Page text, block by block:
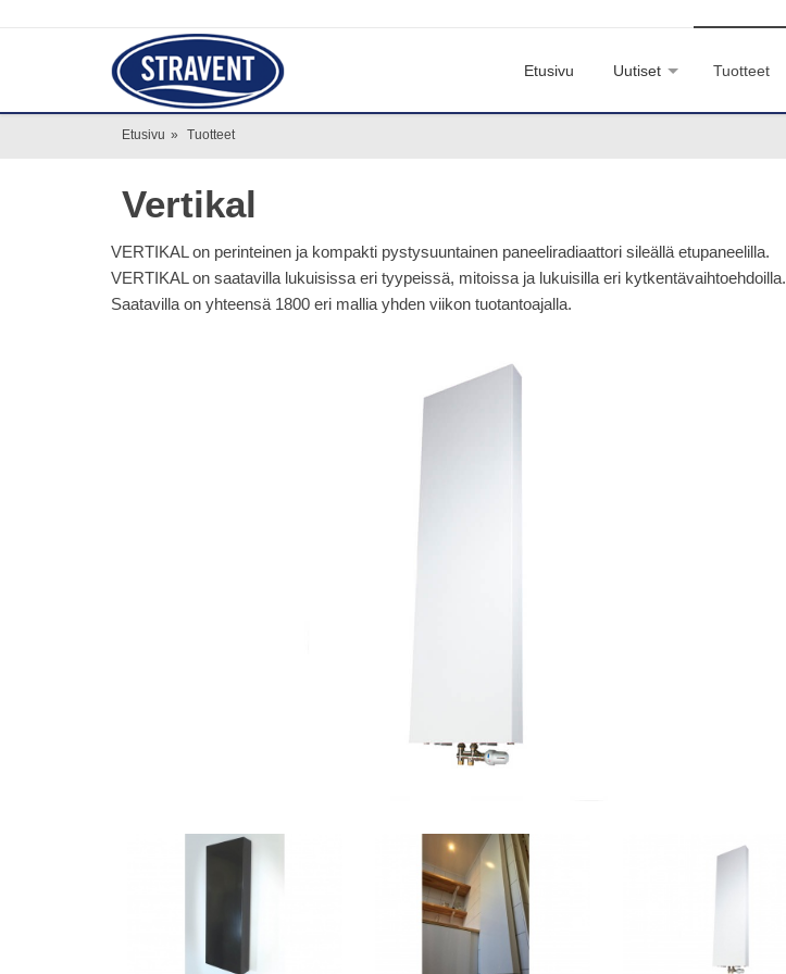
Etusivu Uutiset Tuotteet
Etusivu » Tuotteet
Vertikal
VERTIKAL on perinteinen ja kompakti pystysuuntainen paneeliradiaattori sileällä etupaneelilla.
VERTIKAL on saatavilla lukuisissa eri tyypeissä, mitoissa ja lukuisilla eri kytkentävaihtoehdoilla.
Saatavilla on yhteensä 1800 eri mallia yhden viikon tuotantoajalla.